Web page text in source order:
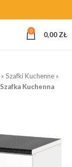
0 0,00 ZŁ
» Szafki Kuchenne »
Szafka Kuchenna